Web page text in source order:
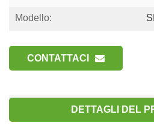
Modello:
CONTATTACI
DETTAGLI DEL